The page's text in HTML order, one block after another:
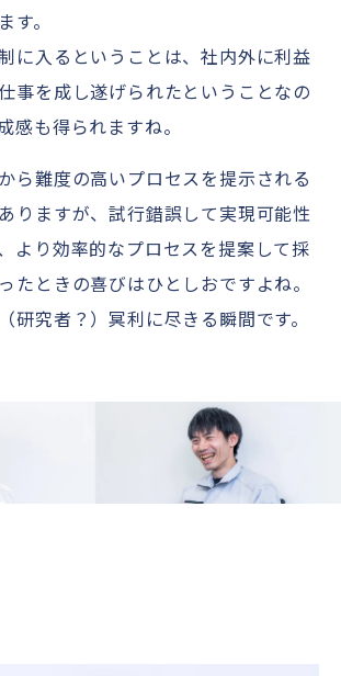
す。
に入るということは、社内外に利益
事を成し遂げられたということなの
感も得られますね。
ら難度の高いプロセスを提示される
りますが、試行錯誤して実現可能性
より効率的なプロセスを提案して採
たときの喜びはひとしおですよね。
研究者？）冥利に尽きる瞬間です。